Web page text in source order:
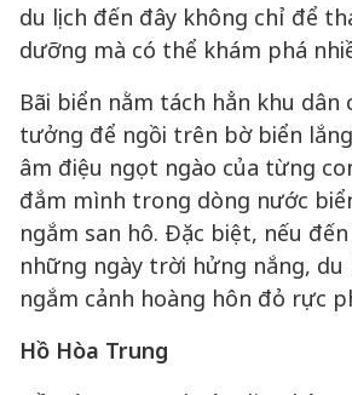
du lịch đến đây không chỉ để
dưỡng mà có thể khám phá
Bãi biển nằm tách hẳn khu dân
tưởng để ngồi trên bờ biển
âm điệu ngọt ngào của từng
đắm mình trong dòng nước
ngắm san hô. Đặc biệt, nếu đến
những ngày trời hửng nắng, du
ngắm cảnh hoàng hôn đỏ rực
Hồ Hòa Trung